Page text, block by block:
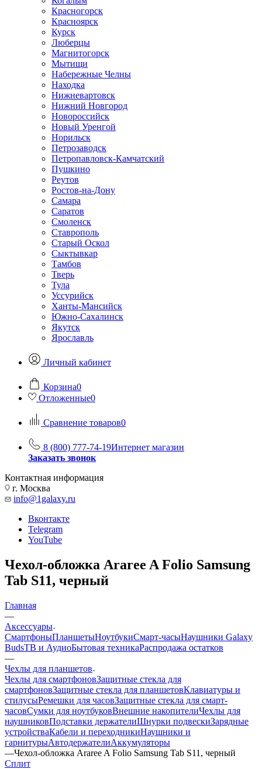
Красногорск
Красноярск
Курск
Люберцы
Магнитогорск
Мытищи
Набережные Челны
Находка
Нижневартовск
Нижний Новгород
Новороссийск
Новый Уренгой
Норильск
Петрозаводск
Петропавловск-Камчатский
Пушкино
Реутов
Ростов-на-Дону
Самара
Саратов
Смоленск
Ставрополь
Старый Оскол
Сыктывкар
Тамбов
Тверь
Тула
Уссурийск
Ханты-Мансийск
Южно-Сахалинск
Якутск
Ярославль
Личный кабинет
Корзина0
Отложенные0
Сравнение товаров0
8 (800) 777-74-19Интернет магазин
Заказать звонок
Контактная информация
г. Москва
info@1galaxy.ru
Вконтакте
Telegram
YouTube
Чехол-обложка Araree A Folio Samsung
Tab S11, черный
Главная
—
Аксессуары
СмартфоныПланшетыНоутбукиСмарт-часыНаушники Galaxy
BudsТВ и АудиоБытовая техникаРаспродажа остатков
—
Чехлы для планшетов
Чехлы для смартфоновЗащитные стекла для
смартфоновЗащитные стекла для планшетовКлавиатуры и
стилусыРемешки для часовЗащитные стекла для смарт-
часовСумки для ноутбуковВнешние накопителиЧехлы для
наушниковПодставки держателиШнурки подвескиЗарядные
устройстваКабели и переходникиНаушники и
гарнитурыАвтодержателиАккумуляторы
—Чехол-обложка Araree A Folio Samsung Tab S11, черный
Сплит